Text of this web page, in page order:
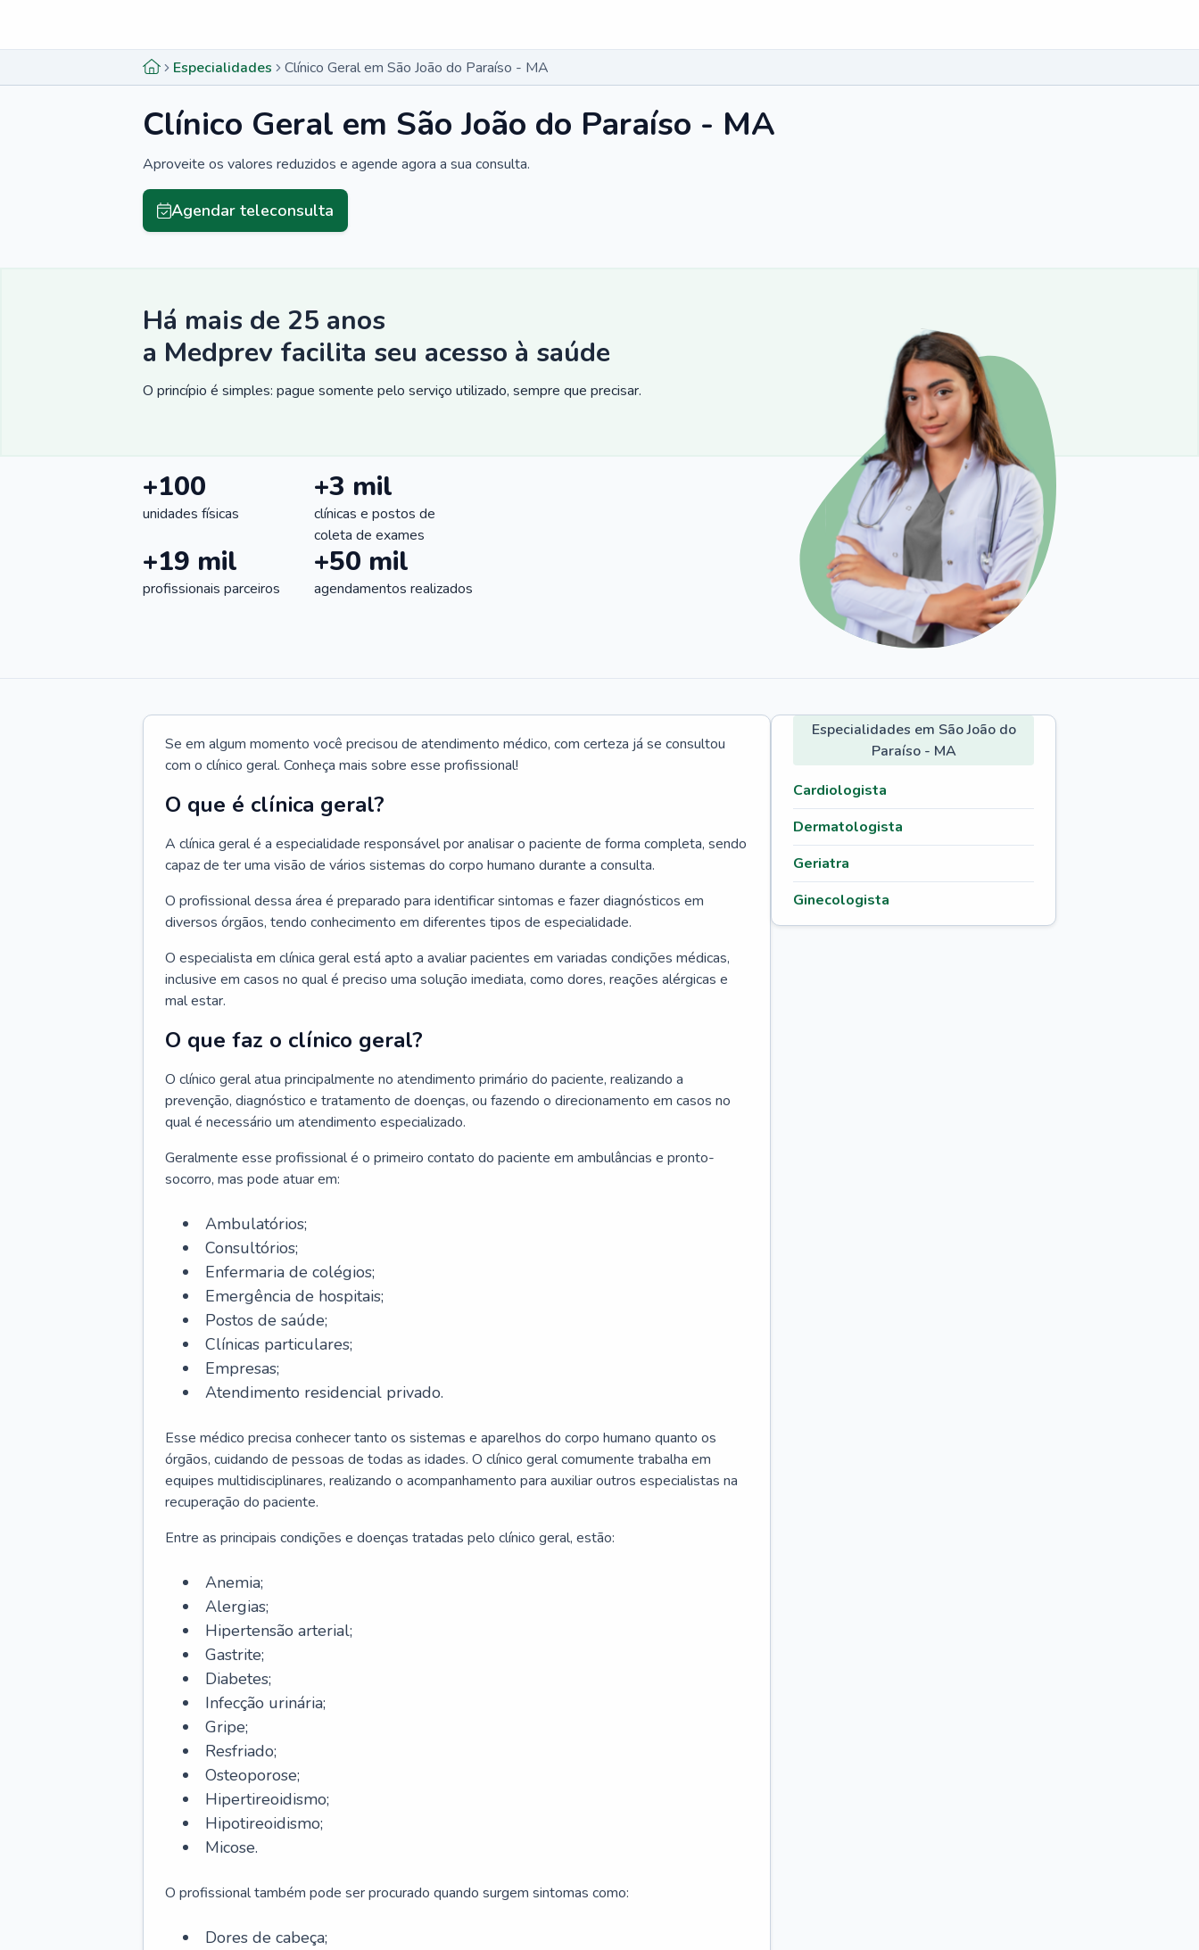
Especialidades Clínico Geral em São João do Paraíso - MA
Clínico Geral em São João do Paraíso - MA
Aproveite os valores reduzidos e agende agora a sua consulta.
Agendar teleconsulta
Há mais de 25 anos
a Medprev facilita seu acesso à saúde
O princípio é simples: pague somente pelo serviço utilizado, sempre que precisar.
+100
unidades físicas
+3 mil
clínicas e postos de
coleta de exames
+19 mil
profissionais parceiros
+50 mil
agendamentos realizados
Se em algum momento você precisou de atendimento médico, com certeza já se consultou
com o clínico geral. Conheça mais sobre esse profissional!
O que é clínica geral?
A clínica geral é a especialidade responsável por analisar o paciente de forma completa, sendo
capaz de ter uma visão de vários sistemas do corpo humano durante a consulta.
O profissional dessa área é preparado para identificar sintomas e fazer diagnósticos em
diversos órgãos, tendo conhecimento em diferentes tipos de especialidade.
O especialista em clínica geral está apto a avaliar pacientes em variadas condições médicas,
inclusive em casos no qual é preciso uma solução imediata, como dores, reações alérgicas e
mal estar.
O que faz o clínico geral?
O clínico geral atua principalmente no atendimento primário do paciente, realizando a
prevenção, diagnóstico e tratamento de doenças, ou fazendo o direcionamento em casos no
qual é necessário um atendimento especializado.
Geralmente esse profissional é o primeiro contato do paciente em ambulâncias e pronto-
socorro, mas pode atuar em:
Ambulatórios;
Consultórios;
Enfermaria de colégios;
Emergência de hospitais;
Postos de saúde;
Clínicas particulares;
Empresas;
Atendimento residencial privado.
Esse médico precisa conhecer tanto os sistemas e aparelhos do corpo humano quanto os
órgãos, cuidando de pessoas de todas as idades. O clínico geral comumente trabalha em
equipes multidisciplinares, realizando o acompanhamento para auxiliar outros especialistas na
recuperação do paciente.
Entre as principais condições e doenças tratadas pelo clínico geral, estão:
Anemia;
Alergias;
Hipertensão arterial;
Gastrite;
Diabetes;
Infecção urinária;
Gripe;
Resfriado;
Osteoporose;
Hipertireoidismo;
Hipotireoidismo;
Micose.
O profissional também pode ser procurado quando surgem sintomas como:
Dores de cabeça;
Especialidades em São João do
Paraíso - MA
Cardiologista
Dermatologista
Geriatra
Ginecologista